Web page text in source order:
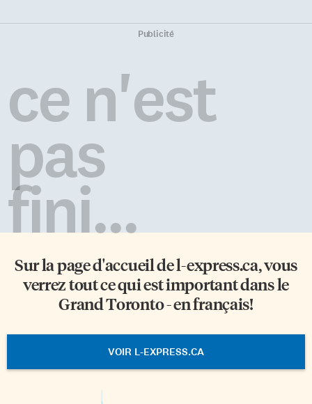
Publicité
ce n'est
pas
fini...
Sur la page d'accueil del-express.ca, vous
verrez tout ce qui est important dans le
Grand Toronto - en français!
VOIR L-EXPRESS.CA